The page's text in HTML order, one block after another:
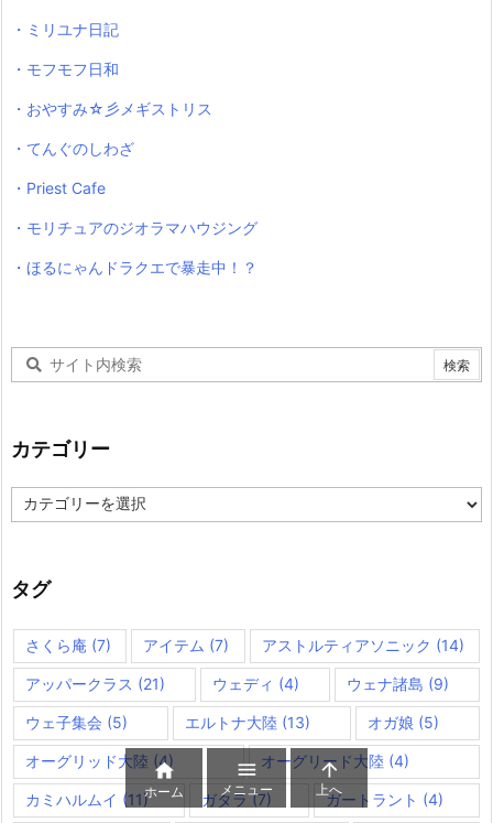
・ミリユナ日記
・モフモフ日和
・おやすみ☆彡メギストリス
・てんぐのしわざ
・Priest Cafe
・モリチュアのジオラマハウジング
・ほるにゃんドラクエで暴走中！？
カテゴリー
テ
ー
タグ
さくら庵 (7) アイテム (7) アストルティアソニック (14)
アッパークラス (21) ウェディ (4) ウェナ諸島 (9)
ウェ子集会 (5) エルトナ大陸 (13) オガ娘 (5)
オーグリッド大陸 (4) オーグリード大陸 (4)
カミハルムイ (11) ガタラ(7) ガートラント (4)

ホーム

メニュー

上へ